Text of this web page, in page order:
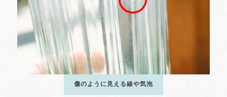
傷のように見える線や気泡